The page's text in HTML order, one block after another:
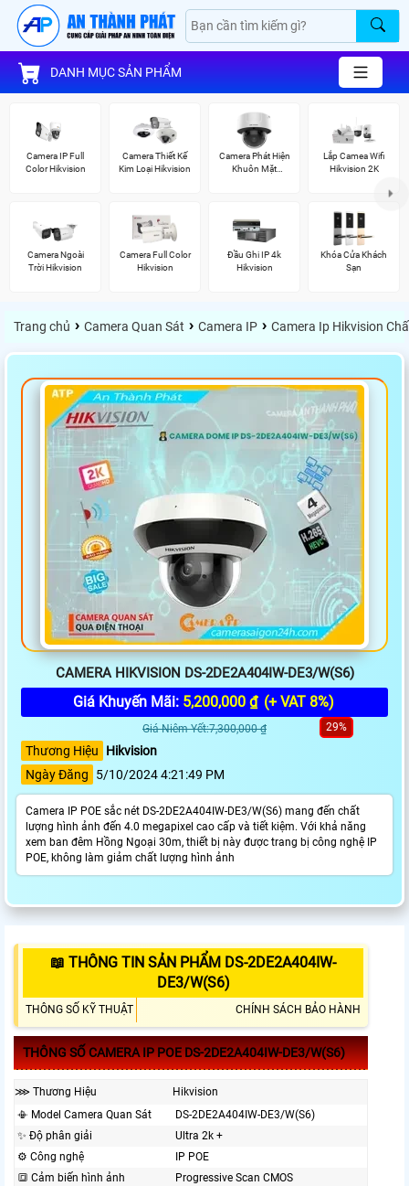
DANH MỤC SẢN PHẨM
Camera IP Full
Color Hikvision
Camera Thiết Kế
Kim Loại Hikvision
Camera Phát Hiện
Khuôn Mặt
Lắp Camea Wifi
Hikvision 2K
Camera Ngoài
Trời Hikvision
Camera Full Color
Hikvision
Đầu Ghi IP 4k
Hikvision
Khóa Cửa Khách
Sạn
Trang chủ › Camera Quan Sát › Camera IP › Camera Ip Hikvision
CAMERA HIKVISION DS-2DE2A404IW-DE3/W(S6)
Giá Khuyến Mãi: 5,200,000 ₫ (+ VAT 8%)
Giá Niêm Yết:7,300,000 ₫ 29%
Thương Hiệu
Hikvision
Ngày Đăng
5/10/2024 4:21:49 PM
Camera IP POE sắc nét DS-2DE2A404IW-DE3/W(S6) mang đến chất
lượng hình ảnh đến 4.0 megapixel cao cấp và tiết kiệm. Với khả năng
xem ban đêm Hồng Ngoại 30m, thiết bị này được trang bị công nghệ IP
POE, không làm giảm chất lượng hình ảnh
📖 THÔNG TIN SẢN PHẨM DS-2DE2A404IW-
DE3/W(S6)
THÔNG SỐ KỸ THUẬT CHÍNH SÁCH BẢO HÀNH
THÔNG SỐ CAMERA IP POE DS-2DE2A404IW-DE3/W(S6)
⋙ Thương Hiệu
Hikvision
📳 Model Camera Quan Sát
DS-2DE2A404IW-DE3/W(S6)
✨ Độ phân giải
Ultra 2k +
⚙ Công nghệ
IP POE
🔳 Cảm biến hình ảnh
Progressive Scan CMOS